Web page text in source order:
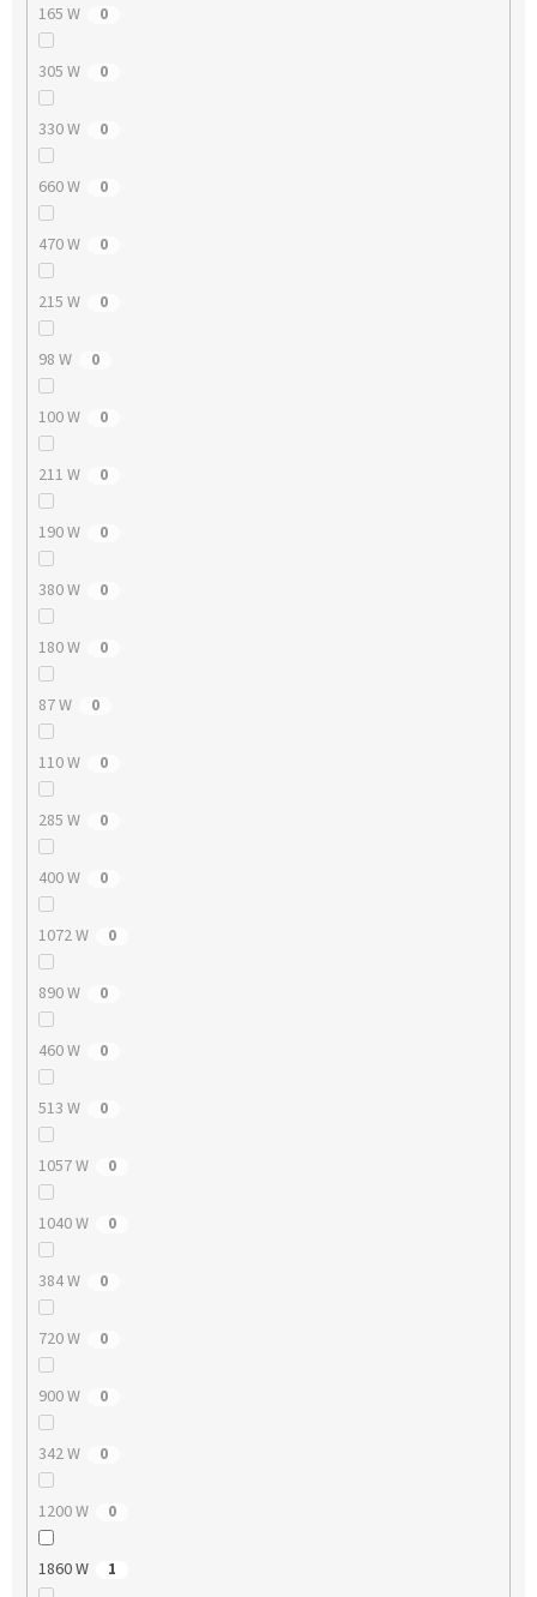
165 W 0
305 W 0
330 W 0
660 W 0
470 W 0
215 W 0
98 W 0
100 W 0
211 W 0
190 W 0
380 W 0
180 W 0
87 W 0
110 W 0
285 W 0
400 W 0
1072 W 0
890 W 0
460 W 0
513 W 0
1057 W 0
1040 W 0
384 W 0
720 W 0
900 W 0
342 W 0
1200 W 0
1860 W 1